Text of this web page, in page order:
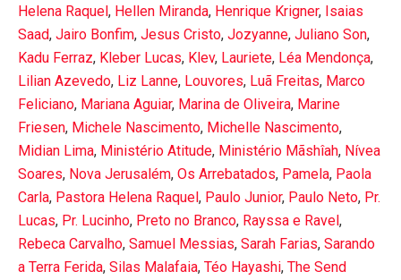
Helena Raquel, Hellen Miranda, Henrique Krigner, Isaias
Saad, Jairo Bonfim, Jesus Cristo, Jozyanne, Juliano Son,
Kadu Ferraz, Kleber Lucas, Klev, Lauriete, Léa Mendonça,
Lilian Azevedo, Liz Lanne, Louvores, Luã Freitas, Marco
Feliciano, Mariana Aguiar, Marina de Oliveira, Marine
Friesen, Michele Nascimento, Michelle Nascimento,
Midian Lima, Ministério Atitude, Ministério Mãshîah, Nívea
Soares, Nova Jerusalém, Os Arrebatados, Pamela, Paola
Carla, Pastora Helena Raquel, Paulo Junior, Paulo Neto, Pr.
Lucas, Pr. Lucinho, Preto no Branco, Rayssa e Ravel,
Rebeca Carvalho, Samuel Messias, Sarah Farias, Sarando
a Terra Ferida, Silas Malafaia, Téo Hayashi, The Send